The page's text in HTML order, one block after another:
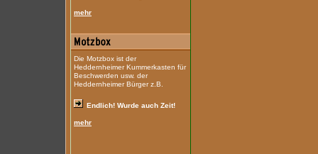
mehr
Die Motzbox ist der
Heddernheimer Kummerkasten für
Beschwerden usw. der
Heddernheimer Bürger z.B.
Endlich! Wurde auch Zeit!
mehr